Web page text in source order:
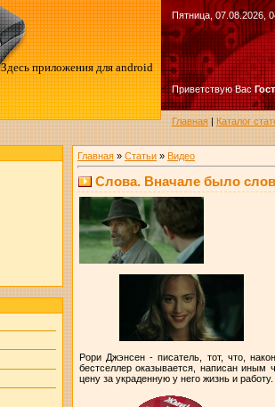
Здесь приложения для android
Пятница, 07.08.2026,
Приветствую Вас
Главная|Каталог
Главная» Статьи» Видео
Слова. Вначале было
Рори Джэнсен - писатель, тот, что,
бестселлер оказывается, написан иным
цену за украденную у него жизнь и работу.